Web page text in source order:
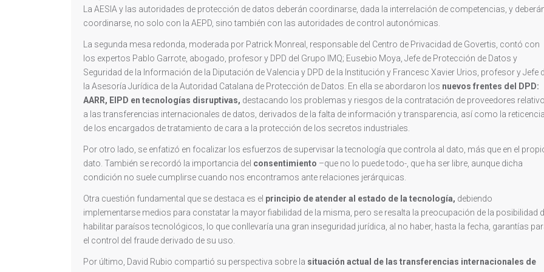
La AESIA y las autoridades de protección de datos deberán coordinarse, dada la interrelación de competencias, y
coordinarse, no solo con la AEPD, sino también con las autoridades de control autonómicas.
La segunda mesa redonda, moderada por Patrick Monreal, responsable del Centro de Privacidad de Govertis, contó con
los expertos Pablo Garrote, abogado, profesor y DPD del Grupo IMQ; Eusebio Moya, Jefe de Protección de Datos y
Seguridad de la Información de la Diputación de Valencia y DPD de la Institución y Francesc Xavier Urios, profesor y Jefe
la Asesoría Jurídica de la Autoridad Catalana de Protección de Datos. En ella se abordaron los nuevos frentes del DPD:
AARR, EIPD en tecnologías disruptivas, destacando los problemas y riesgos de la contratación de proveedores
a las transferencias internacionales de datos, derivados de la falta de información y transparencia, así como la reticencia
de los encargados de tratamiento de cara a la protección de los secretos industriales.
Por otro lado, se enfatizó en focalizar los esfuerzos de supervisar la tecnología que controla al dato, más que en el
dato. También se recordó la importancia del consentimiento –que no lo puede todo-, que ha ser libre, aunque dicha
condición no suele cumplirse cuando nos encontramos ante relaciones jerárquicas.
Otra cuestión fundamental que se destaca es el principio de atender al estado de la tecnología, debiendo
implementarse medios para constatar la mayor fiabilidad de la misma, pero se resalta la preocupación de la posibilidad
habilitar paraísos tecnológicos, lo que conllevaría una gran inseguridad jurídica, al no haber, hasta la fecha, garantías
el control del fraude derivado de su uso.
Por último, David Rubio compartió su perspectiva sobre la situación actual de las transferencias internacionales de